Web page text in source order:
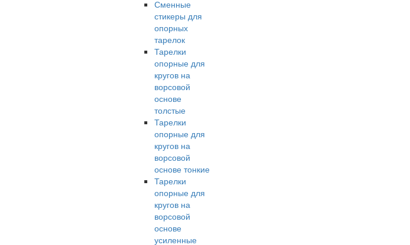
Сменные
стикеры для
опорных
тарелок
Тарелки
опорные для
кругов на
ворсовой
основе
толстые
Тарелки
опорные для
кругов на
ворсовой
основе тонкие
Тарелки
опорные для
кругов на
ворсовой
основе
усиленные